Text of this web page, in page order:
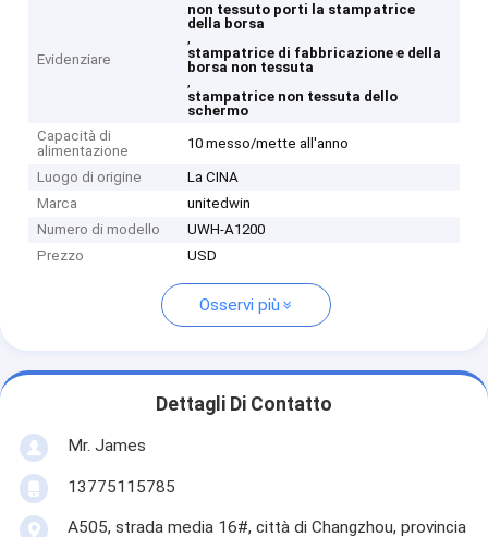
Evidenziare
non tessuto porti la stampatrice
della borsa
,
stampatrice di fabbricazione e della
borsa non tessuta
,
stampatrice non tessuta dello
schermo
Capacità di
alimentazione
10 messo/mette all'anno
Luogo di origine
La CINA
Marca
unitedwin
Numero di modello
UWH-A1200
Prezzo
USD
Osservi più
Dettagli Di Contatto
Mr. James
13775115785
A505, strada media 16#, città di Changzhou, provincia